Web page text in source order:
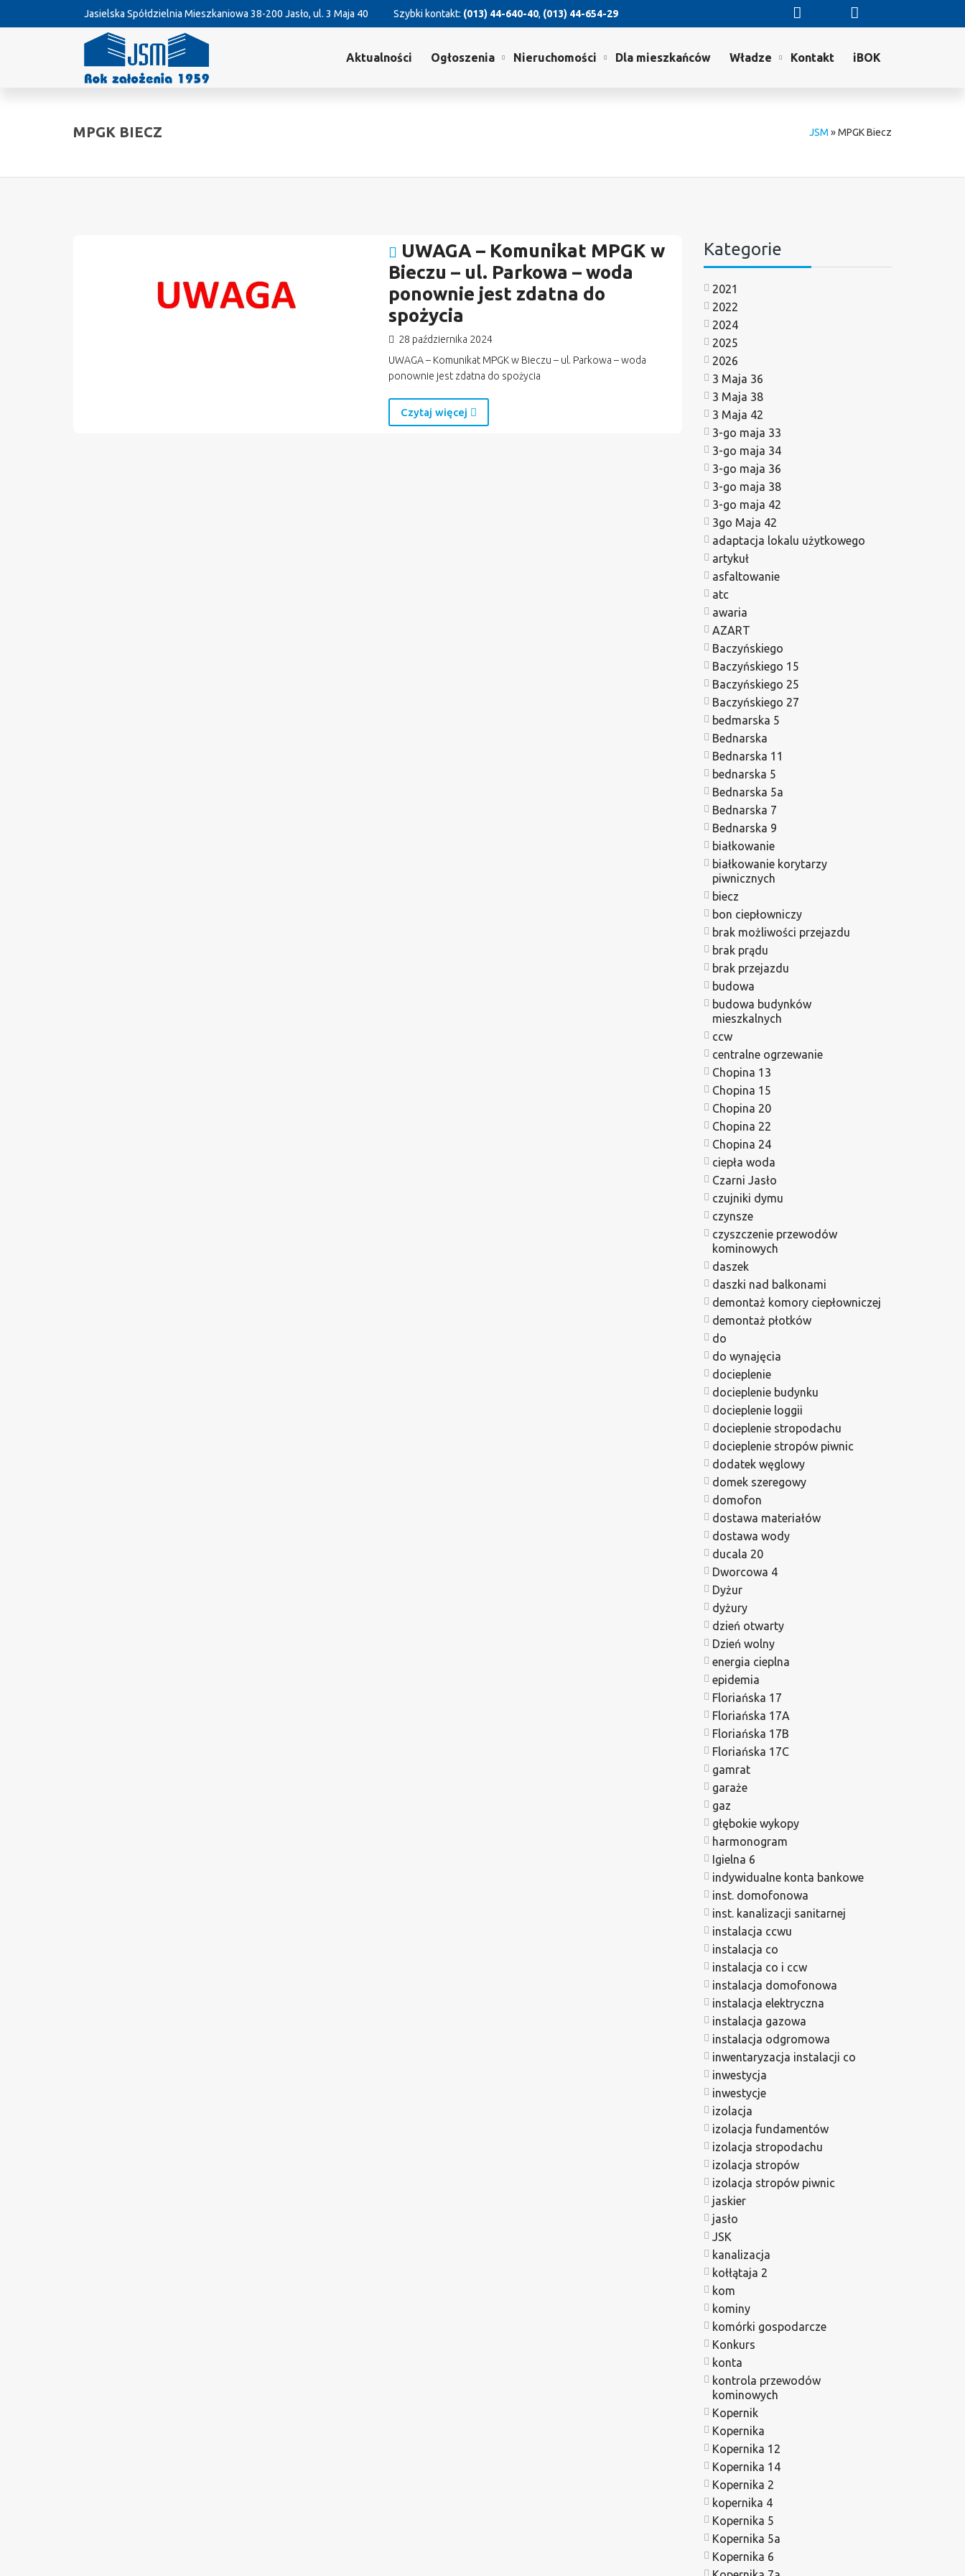
Jasielska Spółdzielnia Mieszkaniowa 38-200 Jasło, ul. 3 Maja 40 Szybki kontakt: (013) 44-640-40, (013) 44-654-29
Aktualności Ogłoszenia Nieruchomości Dla mieszkańców Władze Kontakt iBOK
MPGK BIECZ JSM »MPGK Biecz
UWAGA – Komunikat MPGK w
Bieczu – ul. Parkowa – woda
ponownie jest zdatna do
spożycia
28 października 2024
UWAGA – Komunikat MPGK w Bieczu – ul. Parkowa – woda
ponownie jest zdatna do spożycia
Czytaj więcej
Kategorie
2021
2022
2024
2025
2026
3 Maja 36
3 Maja 38
3 Maja 42
3-go maja 33
3-go maja 34
3-go maja 36
3-go maja 38
3-go maja 42
3go Maja 42
adaptacja lokalu użytkowego
artykuł
asfaltowanie
atc
awaria
AZART
Baczyńskiego
Baczyńskiego 15
Baczyńskiego 25
Baczyńskiego 27
bedmarska 5
Bednarska
Bednarska 11
bednarska 5
Bednarska 5a
Bednarska 7
Bednarska 9
białkowanie
białkowanie korytarzy
piwnicznych
biecz
bon ciepłowniczy
brak możliwości przejazdu
brak prądu
brak przejazdu
budowa
budowa budynków
mieszkalnych
ccw
centralne ogrzewanie
Chopina 13
Chopina 15
Chopina 20
Chopina 22
Chopina 24
ciepła woda
Czarni Jasło
czujniki dymu
czynsze
czyszczenie przewodów
kominowych
daszek
daszki nad balkonami
demontaż komory ciepłowniczej
demontaż płotków
do
do wynajęcia
docieplenie
docieplenie budynku
docieplenie loggii
docieplenie stropodachu
docieplenie stropów piwnic
dodatek węglowy
domek szeregowy
domofon
dostawa materiałów
dostawa wody
ducala 20
Dworcowa 4
Dyżur
dyżury
dzień otwarty
Dzień wolny
energia cieplna
epidemia
Floriańska 17
Floriańska 17A
Floriańska 17B
Floriańska 17C
gamrat
garaże
gaz
głębokie wykopy
harmonogram
Igielna 6
indywidualne konta bankowe
inst. domofonowa
inst. kanalizacji sanitarnej
instalacja ccwu
instalacja co
instalacja co i ccw
instalacja domofonowa
instalacja elektryczna
instalacja gazowa
instalacja odgromowa
inwentaryzacja instalacji co
inwestycja
inwestycje
izolacja
izolacja fundamentów
izolacja stropodachu
izolacja stropów
izolacja stropów piwnic
jaskier
jasło
JSK
kanalizacja
kołłątaja 2
kom
kominy
komórki gospodarcze
Konkurs
konta
kontrola przewodów
kominowych
Kopernik
Kopernika
Kopernika 12
Kopernika 14
Kopernika 2
kopernika 4
Kopernika 5
Kopernika 5a
Kopernika 6